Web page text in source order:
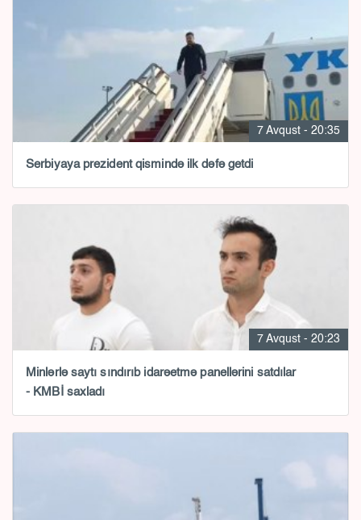
7 Avqust - 20:35
Serbiyaya prezident qismində ilk dəfə getdi
7 Avqust - 20:23
Minlərlə saytı sındırıb idarəetmə panellərini satdılar
- KMBİ saxladı